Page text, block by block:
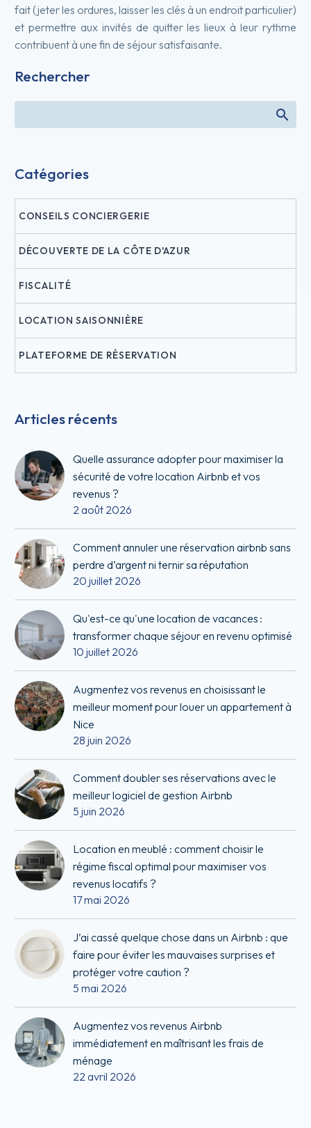
fait (jeter les ordures, laisser les clés à un endroit particulier)
et permettre aux invités de quitter les lieux à leur rythme
contribuent à une fin de séjour satisfaisante.
Rechercher
Catégories
CONSEILS CONCIERGERIE
DÉCOUVERTE DE LA CÔTE D'AZUR
FISCALITÉ
LOCATION SAISONNIÈRE
PLATEFORME DE RÉSERVATION
Articles récents
Quelle assurance adopter pour maximiser la
sécurité de votre location Airbnb et vos
revenus ?
2 août 2026
Comment annuler une réservation airbnb sans
perdre d’argent ni ternir sa réputation
20 juillet 2026
Qu'est-ce qu'une location de vacances :
transformer chaque séjour en revenu optimisé
10 juillet 2026
Augmentez vos revenus en choisissant le
meilleur moment pour louer un appartement à
Nice
28 juin 2026
Comment doubler ses réservations avec le
meilleur logiciel de gestion Airbnb
5 juin 2026
Location en meublé : comment choisir le
régime fiscal optimal pour maximiser vos
revenus locatifs ?
17 mai 2026
J’ai cassé quelque chose dans un Airbnb : que
faire pour éviter les mauvaises surprises et
protéger votre caution ?
5 mai 2026
Augmentez vos revenus Airbnb
immédiatement en maîtrisant les frais de
ménage
22 avril 2026